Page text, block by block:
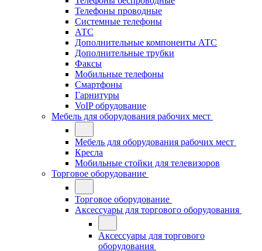
Телефоны проводные
Системные телефоны
АТС
Дополнительные компоненты АТС
Дополнительные трубки
Факсы
Мобильные телефоны
Смартфоны
Гарнитуры
VoIP обрудование
Мебель для оборудования рабочих мест
Мебель для оборудования рабочих мест
Кресла
Мобильные стойки для телевизоров
Торговое оборудование
Торговое оборудование
Аксессуары для торгового оборудования
Аксессуары для торгового
оборудования